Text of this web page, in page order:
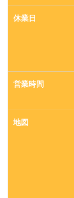
休業日
営業時間
地図